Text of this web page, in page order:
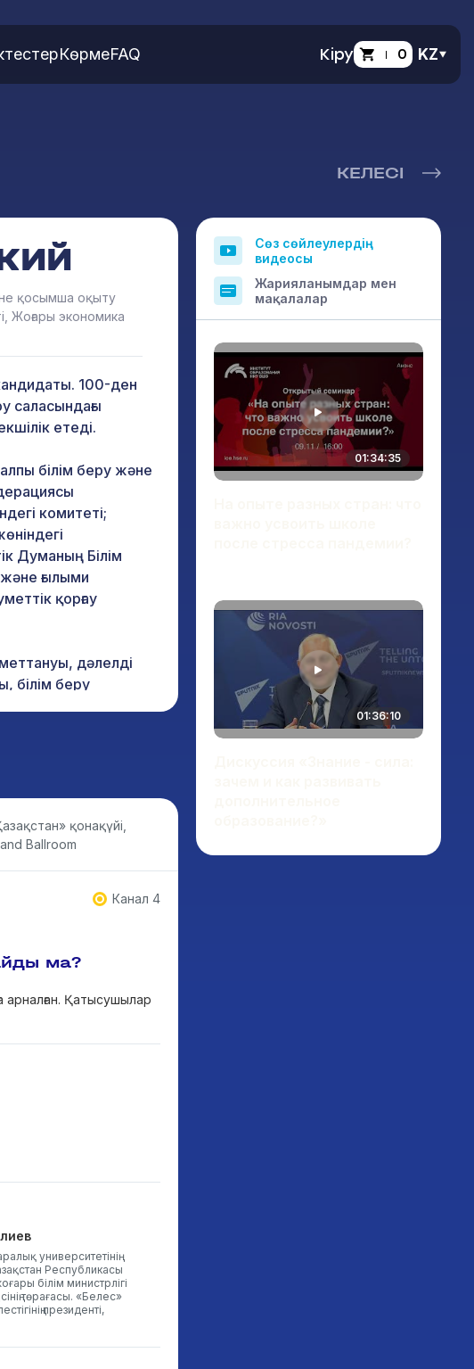
КөрмеFAQ Кіру 0 KZ
КЕЛЕСІ
қосымша оқыту
Жоғары экономика
100-ден
саласындағы
етеді.
білім беру және
комитеті;
Думаның Білім
ғылыми
қорғау
дәлелді
білім беру
қонақүйі,
Ballroom
Канал 4
ма?
арналған. Қатысушылар
университетінің
Республикасы
білім министрлігі
төрағасы. «Белес»
президенті,
Сөз сөйлеулердің
видеосы
Жарияланымдар мен
мақалалар
01:34:35
01:36:10